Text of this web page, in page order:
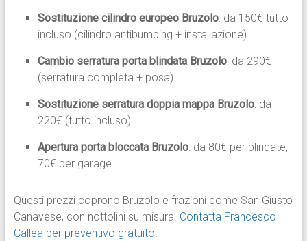
Sostituzione cilindro europeo Bruzolo: da 150€ tutto
incluso (cilindro antibumping + installazione).
Cambio serratura porta blindata Bruzolo: da 290€
(serratura completa + posa).
Sostituzione serratura doppia mappa Bruzolo: da
220€ (tutto incluso).
Apertura porta bloccata Bruzolo: da 80€ per blindate,
70€ per garage.
Questi prezzi coprono Bruzolo e frazioni come San Giusto
Canavese, con nottolini su misura. Contatta Francesco
Callea per preventivo gratuito.